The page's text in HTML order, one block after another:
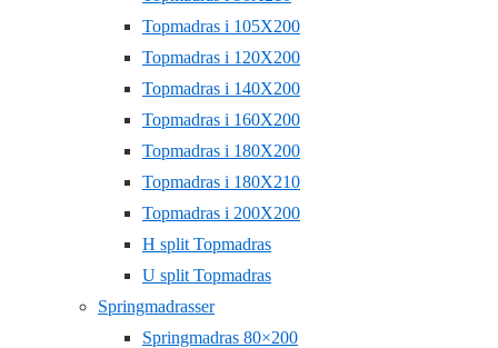
Topmadras i 105X200
Topmadras i 120X200
Topmadras i 140X200
Topmadras i 160X200
Topmadras i 180X200
Topmadras i 180X210
Topmadras i 200X200
H split Topmadras
U split Topmadras
Springmadrasser
Springmadras 80×200